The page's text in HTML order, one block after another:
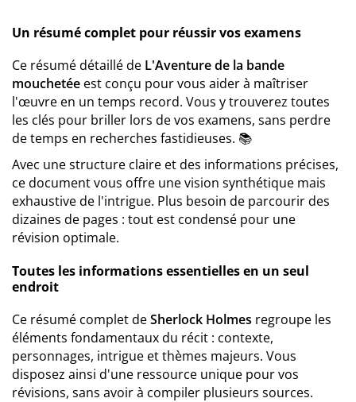
Un résumé complet pour réussir vos examens
Ce résumé détaillé de L'Aventure de la bande
mouchetée est conçu pour vous aider à maîtriser
l'œuvre en un temps record. Vous y trouverez toutes
les clés pour briller lors de vos examens, sans perdre
de temps en recherches fastidieuses. 📚
Avec une structure claire et des informations précises,
ce document vous offre une vision synthétique mais
exhaustive de l'intrigue. Plus besoin de parcourir des
dizaines de pages : tout est condensé pour une
révision optimale.
Toutes les informations essentielles en un seul
endroit
Ce résumé complet deSherlock Holmes regroupe les
éléments fondamentaux du récit : contexte,
personnages, intrigue et thèmes majeurs. Vous
disposez ainsi d'une ressource unique pour vos
révisions, sans avoir à compiler plusieurs sources.